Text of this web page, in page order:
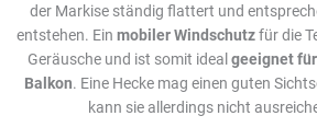
der Markise ständig flattert und
entstehen. Ein mobiler Windschutzfür die
Geräusche und ist somit ideal geeignet
Balkon. Eine Hecke mag einen guten
kann sie allerdings nicht